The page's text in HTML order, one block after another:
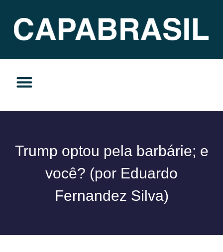
Trump optou pela barbárie; e
você? (por Eduardo
Fernandez Silva)